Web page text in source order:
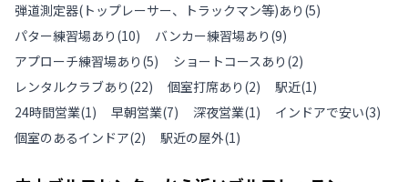
弾道測定器(トップレーサー、トラックマン等)あり (5)
パター練習場あり (10) バンカー練習場あり (9)
アプローチ練習場あり (5) ショートコースあり (2)
レンタルクラブあり (22) 個室打席あり (2) 駅近(1)
24時間営業(1) 早朝営業(7) 深夜営業(1) インドアで安い(3)
個室のあるインドア(2) 駅近の屋外(1)